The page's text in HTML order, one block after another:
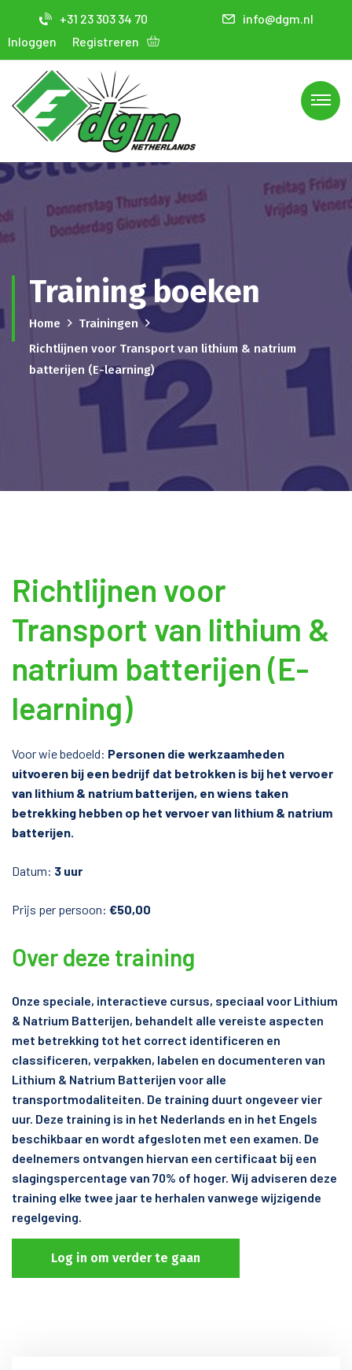
+31 23 303 34 70
info@dgm.nl
Inloggen
Registreren
Training boeken
Home
Trainingen
Richtlijnen voor Transport van lithium & natrium
batterijen (E-learning)
Richtlijnen voor
Transport van lithium &
natrium batterijen (E-
learning)
Voor wie bedoeld: Personen die werkzaamheden
uitvoeren bij een bedrijf dat betrokken is bij het vervoer
van lithium & natrium batterijen, en wiens taken
betrekking hebben op het vervoer van lithium & natrium
batterijen.
Datum: 3 uur
Prijs per persoon: €50,00
Over deze training
Onze speciale, interactieve cursus, speciaal voor Lithium
& Natrium Batterijen, behandelt alle vereiste aspecten
met betrekking tot het correct identificeren en
classificeren, verpakken, labelen en documenteren van
Lithium & Natrium Batterijen voor alle
transportmodaliteiten. De training duurt ongeveer vier
uur. Deze training is in het Nederlands en in het Engels
beschikbaar en wordt afgesloten met een examen. De
deelnemers ontvangen hiervan een certificaat bij een
slagingspercentage van 70% of hoger. Wij adviseren deze
training elke twee jaar te herhalen vanwege wijzigende
regelgeving.
Log in om verder te gaan